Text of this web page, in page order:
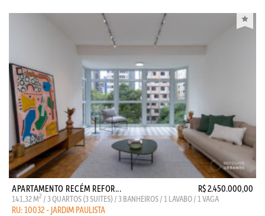
APARTAMENTO RECÉM REFOR... R$ 2.450.000,00
141,32 M2 / 3 QUARTOS (3 SUITES) / 3 BANHEIROS / 1 LAVABO / 1 VAGA
RU: 10032 - JARDIM PAULISTA